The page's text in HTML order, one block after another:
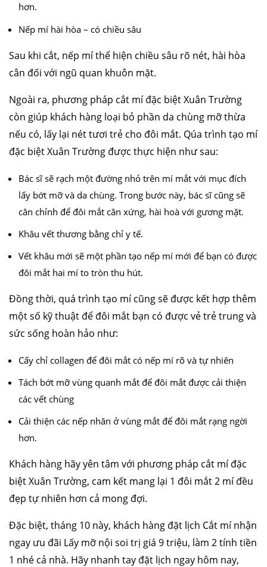
hơn.
Nếp mí hài hòa – có chiều sâu
Sau khi cắt, nếp mí thể hiện chiều sâu rõ nét, hài hòa
cân đối với ngũ quan khuôn mặt.
Ngoài ra, phương pháp cắt mí đặc biệt Xuân Trường
còn giúp khách hàng loại bỏ phần da chùng mỡ thừa
nếu có, lấy lại nét tươi trẻ cho đôi mắt. Qúa trình tạo mí
đặc biệt Xuân Trường được thực hiện như sau:
Bác sĩ sẽ rạch một đường nhỏ trên mí mắt với mục đích
lấy bớt mỡ và da chùng. Trong bước này, bác sĩ cũng sẽ
cân chỉnh để đôi mắt cân xứng, hài hoà với gương mặt.
Khâu vết thương bằng chỉ y tế.
Vết khâu mới sẽ một phần tạo nếp mí mới để bạn có được
đôi mắt hai mí to tròn thu hút.
Đồng thời, quá trình tạo mí cũng sẽ được kết hợp thêm
một số kỹ thuật để đôi mắt bạn có được vẻ trẻ trung và
sức sống hoàn hảo như:
Cấy chỉ collagen để đôi mắt có nếp mí rõ và tự nhiên
Tách bớt mỡ vùng quanh mắt để đôi mắt được cải thiện
các vết chùng
Cải thiện các nếp nhăn ở vùng mắt để đôi mắt rạng ngời
hơn.
Khách hàng hãy yên tâm với phương pháp cắt mí đặc
biệt Xuân Trường, cam kết mang lại 1 đôi mắt 2 mí đều
đẹp tự nhiên hơn cả mong đợi.
Đặc biệt, tháng 10 này, khách hàng đặt lịch Cắt mí nhận
ngay ưu đãi Lấy mỡ nội soi trị giá 9 triệu, làm 2 tính tiền
1 nhé cả nhà. Hãy nhanh tay đặt lịch ngay hôm nay,